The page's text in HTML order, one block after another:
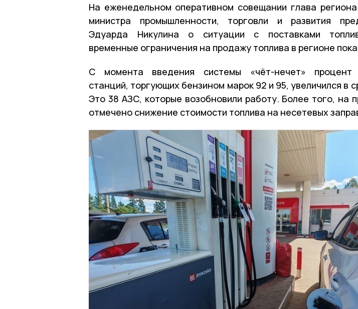
На еженедельном оперативном совещании глава
министра промышленности, торговли и развития
Эдуарда Никулина о ситуации с поставками
временные ограничения на продажу топлива в регионе
С момента введения системы «чёт-нечет» процент
станций, торгующих бензином марок 92 и 95, увеличился в
Это 38 АЗС, которые возобновили работу. Более того, на
отмечено снижение стоимости топлива на несетевых